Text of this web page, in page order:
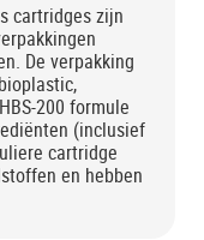
cartridges zijn
De verpakking
200 formule
(inclusief
cartridge
en hebben